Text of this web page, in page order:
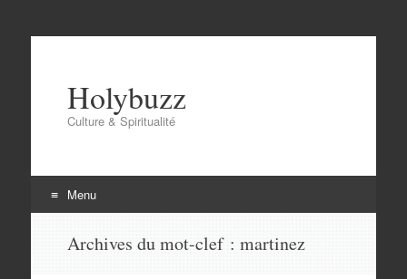
Holybuzz
Culture & Spiritualité
Menu
Archives du mot-clef : martinez